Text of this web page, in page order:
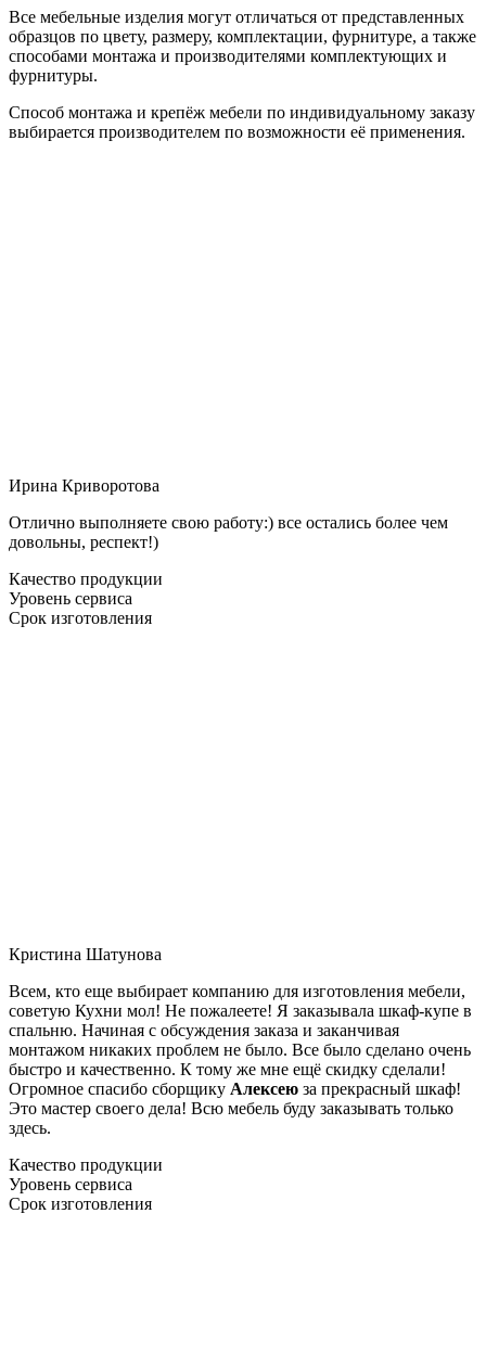
Все мебельные изделия могут отличаться от представленных
образцов по цвету, размеру, комплектации, фурнитуре, а также
способами монтажа и производителями комплектующих и
фурнитуры.
Способ монтажа и крепёж мебели по индивидуальному заказу
выбирается производителем по возможности её применения.
Ирина Криворотова
Отлично выполняете свою работу:) все остались более чем
довольны, респект!)
Качество продукции
Уровень сервиса
Срок изготовления
Кристина Шатунова
Всем, кто еще выбирает компанию для изготовления мебели,
советую Кухни мол! Не пожалеете! Я заказывала шкаф-купе в
спальню. Начиная с обсуждения заказа и заканчивая
монтажом никаких проблем не было. Все было сделано очень
быстро и качественно. К тому же мне ещё скидку сделали!
Огромное спасибо сборщику Алексею за прекрасный шкаф!
Это мастер своего дела! Всю мебель буду заказывать только
здесь.
Качество продукции
Уровень сервиса
Срок изготовления